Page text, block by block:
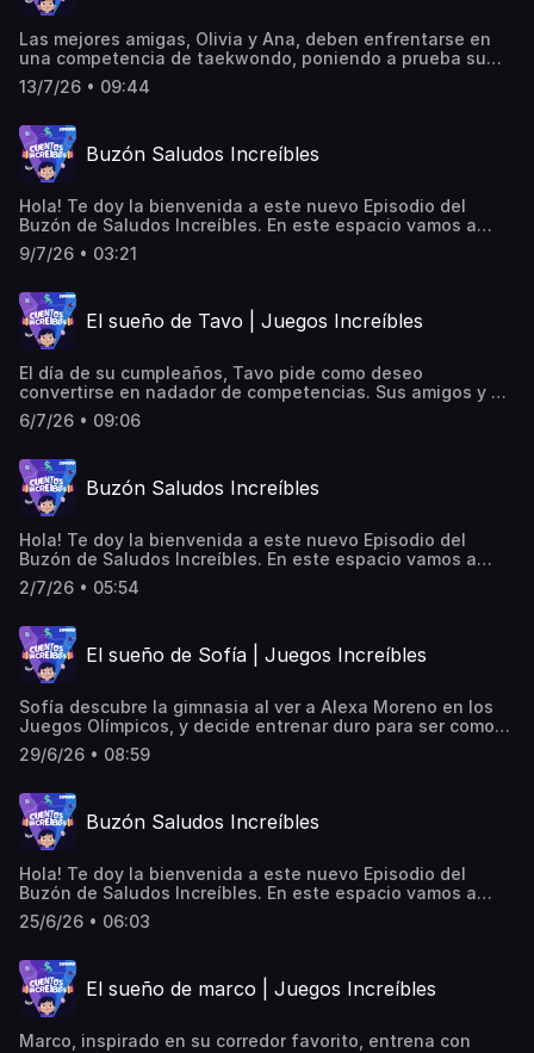
Las mejores amigas, Olivia y Ana, deben enfrentarse en
una competencia de taekwondo, poniendo a prueba su
gran amistad. ¿Quién ganará?
13/7/26 • 09:44
Buzón Saludos Increíbles
Hola! Te doy la bienvenida a este nuevo Episodio del
Buzón de Saludos Increíbles. En este espacio vamos a
escuchar algunos de los saludos que me han mandado de
manera al azar. Atención que podrías escuchar el tuyo. Si
cuentosincreibles.com y escucha, conmigo, la magia de tu
propia voz… ¡Hasta muy pronto!
9/7/26 • 03:21
El sueño de Tavo | Juegos Increíbles
El día de su cumpleaños, Tavo pide como deseo
convertirse en nadador de competencias. Sus amigos y el
pueblo entero le ayudan a lograr su deseo.
6/7/26 • 09:06
Buzón Saludos Increíbles
Hola! Te doy la bienvenida a este nuevo Episodio del
Buzón de Saludos Increíbles. En este espacio vamos a
escuchar algunos de los saludos que me han mandado de
manera al azar. Atención que podrías escuchar el tuyo. Si
cuentosincreibles.com y escucha, conmigo, la magia de tu
propia voz… ¡Hasta muy pronto!
2/7/26 • 05:54
El sueño de Sofía | Juegos Increíbles
Sofía descubre la gimnasia al ver a Alexa Moreno en los
Juegos Olímpicos, y decide entrenar duro para ser como
ella.
29/6/26 • 08:59
Buzón Saludos Increíbles
Hola! Te doy la bienvenida a este nuevo Episodio del
Buzón de Saludos Increíbles. En este espacio vamos a
escuchar algunos de los saludos que me han mandado de
manera al azar. Atención que podrías escuchar el tuyo. Si
cuentosincreibles.com y escucha, conmigo, la magia de tu
propia voz… ¡Hasta muy pronto!
25/6/26 • 06:03
El sueño de marco | Juegos Increíbles
Marco, inspirado en su corredor favorito, entrena con